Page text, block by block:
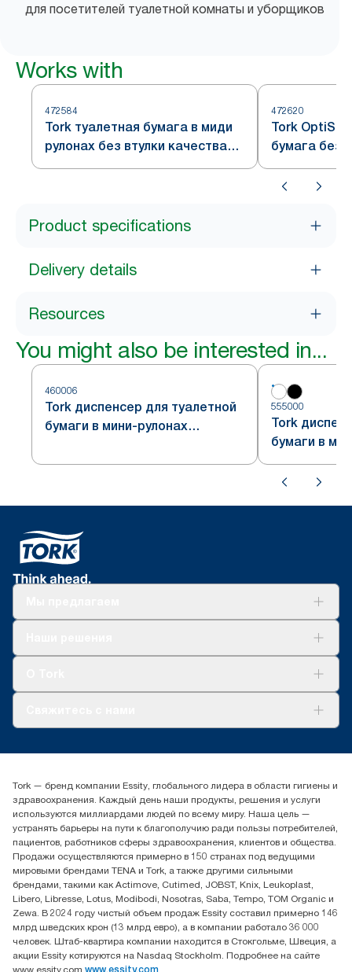
для посетителей туалетной комнаты и уборщиков
Works with
472584
Tork туалетная бумага в миди
рулонах без втулки качества
Universal, 1 слой
472620
Tork
бумага без
Product specifications
Delivery details
Resources
You might also be interested in...
460006
Tork диспенсер для туалетной
бумаги в мини-рулонах
система T2
555000
Tork
бумаги в
формата
система T2
(+7) 777 779 0095
Контакты на рынках СНГ
ООО «Эссити», Представительство в Казахстане Пр.
Достык, 210, 2 блок, 3 этаж,
офис №32 050051, г.
Алматы, Казахстан
Tork — бренд компании Essity, глобального лидера в области гигиены и
здравоохранения. Каждый день наши продукты, решения и услуги
используются миллиардами людей по всему миру. Наша цель —
устранять барьеры на пути к благополучию ради пользы потребителей,
пациентов, работников сферы здравоохранения, клиентов и общества.
Продажи осуществляются примерно в 150 странах под ведущими
мировыми брендами TENA и Tork, а также другими сильными
брендами, такими как Actimove, Cutimed, JOBST, Knix, Leukoplast,
Libero, Libresse, Lotus, Modibodi, Nosotras, Saba, Tempo, TOM Organic и
Zewa. В 2024 году чистый объем продаж Essity составил примерно 146
млрд шведских крон (13 млрд евро), а в компании работало 36 000
человек. Штаб-квартира компании находится в Стокгольме, Швеция, а
акции Essity котируются на Nasdaq Stockholm. Подробнее на сайте
www.essity.com www.essity.com